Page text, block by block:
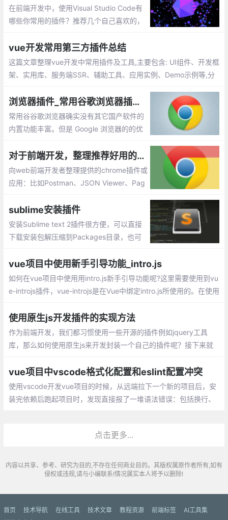
在前端开发中，使用Visual Studio Code有
哪些你常用的插件？推荐几个自己喜欢的，
实用、前端必备的插件集
vue开发常用第三方插件总结
这篇文章整理vue开发中常用插件及工具,主要包含: UI组件、开发框
架、实用库、服务端SSR、辅助工具、应用实例、Demo示例等,分
浏览器插件_常用谷歌浏览器插件推荐
常用谷谷歌浏览器确实没有其它国产软件的
内置功能丰富。但是 Google 浏览器的的优
持众多强大好用的扩展程序，用户能够按照
自己的喜好去个性化定制浏览器。今天我就
给大家介绍几款自己常用的插件。
对于前端开发，整理推荐好用的chrome插件或应用
向web前端开发者整理提供的chrome插件或
应用：比如Postman、JSON Viewer、Pag
sublime安装插件
安装Sublime text 2插件很方便，可以直接
下载安装包解压缩到Packages目录，也可
线安装
vue项目中使用新手引导功能_intro.js
如何在vue项目中使用用intro.js新手引导功能呢?这里需要使用到vu
e-introjs插件，vue-introjs是在Vue中绑定intro.js所使用的。在使用
使用原生js开发插件的实现方法
作为前端开发，我们都习惯使用一些开源的插件例如jquery工具
库，那么如何使用原生js来开发封装一个自己的插件呢？接下来就
vue项目中vscode格式化配置和eslint配置冲突
使用vscode开发vue项目的时候，从远端拉下一个新的项目后，安
装完依赖后跑起项目时，发现直接报了一堆语法错误：包括换行、
点击更多...
内容以共享、参考、研究为目的,不存在任何商业目的。其版权属原作者所有,如有
侵权或违规,请与小编联系!情况属实本人将予以删除!
首页 技术导航 在线工具 技术文章 教程资源 前端标签
AI工具集